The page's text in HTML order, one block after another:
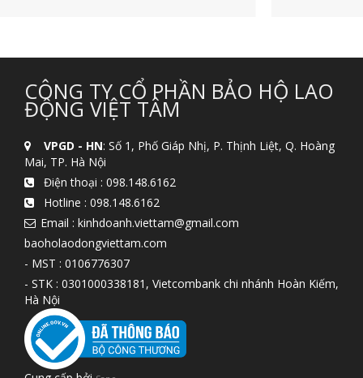
CÔNG TY CỔ PHẦN BẢO HỘ LAO
ĐỘNG VIỆT TÂM
VPGD - HN: Số 1, Phố Giáp Nhị, P. Thịnh Liệt, Q. Hoàng
Mai, TP. Hà Nội
Điện thoại : 098.148.6162
Hotline : 098.148.6162
Email : kinhdoanh.viettam@gmail.com
baoholaodongviettam.com
- MST : 0106776307
- STK : 0301000338181, Vietcombank chi nhánh Hoàn Kiếm,
Hà Nội